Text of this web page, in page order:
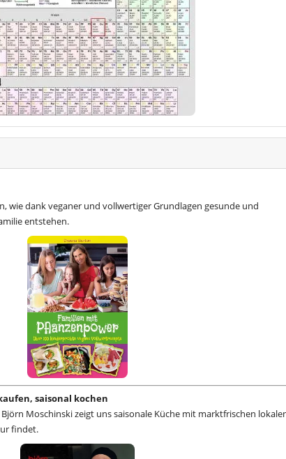
wie dank veganer und vollwertiger Grundlagen gesunde und
entstehen.
saisonal kochen
Moschinski zeigt uns saisonale Küche mit marktfrischen
findet.